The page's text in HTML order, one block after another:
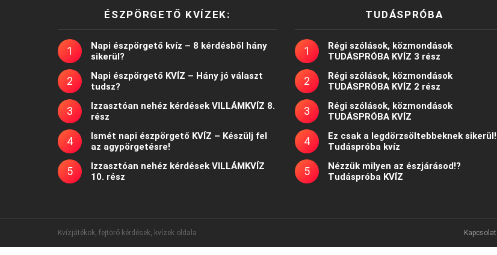
ÉSZPÖRGETŐ KVÍZEK:
Napi észpörgető kvíz – 8 kérdésből hány
sikerül?
Napi észpörgető KVÍZ – Hány jó választ
tudsz?
Izzasztóan nehéz kérdések VILLÁMKVÍZ 8.
rész
Ismét napi észpörgető KVÍZ – Készülj fel
az agypörgetésre!
Izzasztóan nehéz kérdések VILLÁMKVÍZ
10. rész
TUDÁSPRÓBA
Régi szólások, közmondások
TUDÁSPRÓBA KVÍZ 3 rész
Régi szólások, közmondások
TUDÁSPRÓBA KVÍZ 2 rész
Régi szólások, közmondások
TUDÁSPRÓBA KVÍZ
Ez csak a legdörzsöltebbeknek sikerül!
Tudáspróba kvíz
Nézzük milyen az észjárásod!?
Tudáspróba KVÍZ
Kvízjátékok, fejtörő kérdések, kvízek oldala Kapcsolat